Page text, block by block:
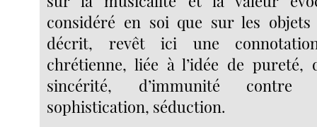
considéré en soi que sur les objets
décrit, revêt ici une
chrétienne, liée à l’idée de pureté,
sincérité, d’immunité
sophistication, séduction.